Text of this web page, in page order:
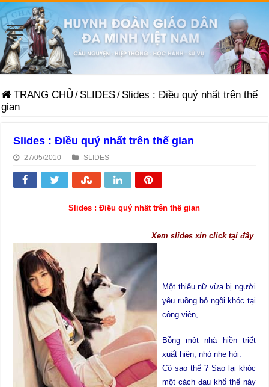
TRANG CHỦ / SLIDES/ Slides : Điều quý nhất trên thế
gian
Slides : Điều quý nhất trên thế gian
27/05/2010 SLIDES
Slides : Điều quý nhất trên thế gian
Xem slides xin click tại đây
Một thiếu nữ vừa bị người
yêu ruồng bỏ ngồi khóc tại
công viên,
Bỗng một nhà hiền triết
xuất hiện, nhỏ nhẹ hỏi:
Cô sao thế ? Sao lại khóc
một cách đau khổ thế này